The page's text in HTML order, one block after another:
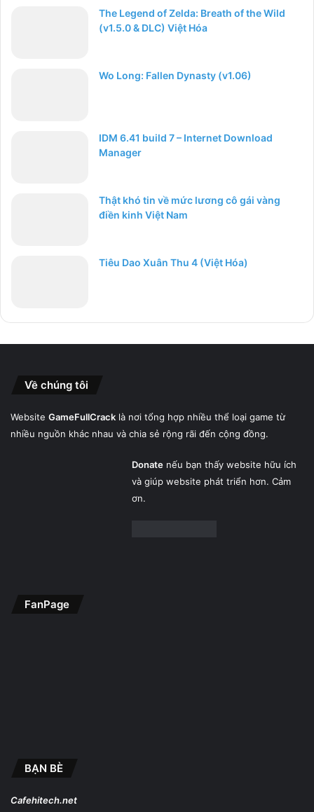
The Legend of Zelda: Breath of the Wild
(v1.5.0 & DLC) Việt Hóa
Wo Long: Fallen Dynasty (v1.06)
IDM 6.41 build 7 – Internet Download
Manager
Thật khó tin về mức lương cô gái vàng
điền kinh Việt Nam
Tiêu Dao Xuân Thu 4 (Việt Hóa)
Về chúng tôi
Website GameFullCrack là nơi tổng hợp nhiều thể loại game từ
nhiều nguồn khác nhau và chia sẻ rộng rãi đến cộng đồng.
Donatenếu bạn thấy website hữu ích
và giúp website phát triển hơn. Cảm
ơn.
FanPage
BẠN BÈ
Cafehitech.net